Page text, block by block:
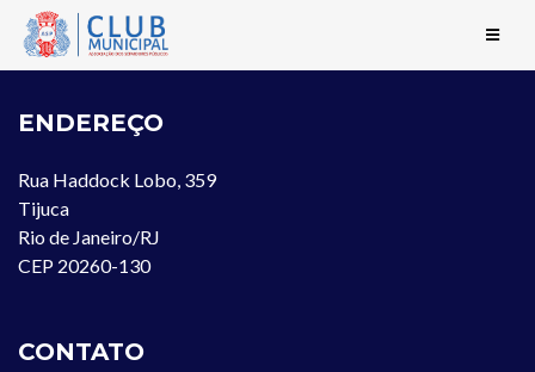
ENDEREÇO
Rua Haddock Lobo, 359
Tijuca
Rio de Janeiro/RJ
CEP 20260-130
CONTATO